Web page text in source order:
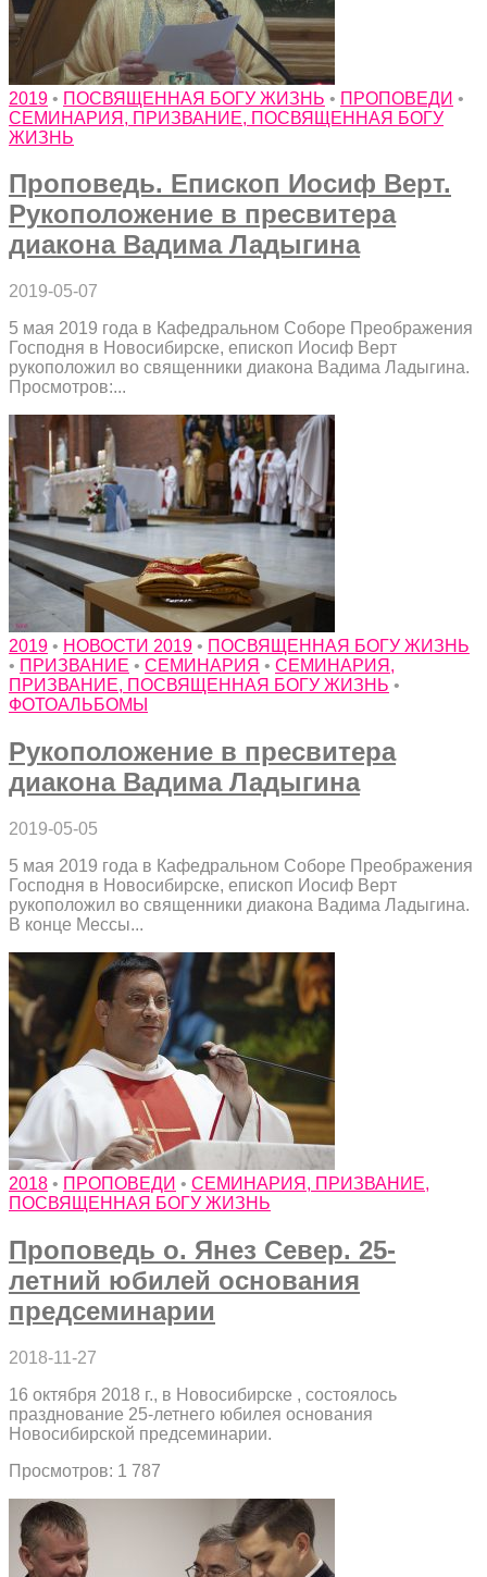
2019 • ПОСВЯЩЕННАЯ БОГУ ЖИЗНЬ • ПРОПОВЕДИ •
СЕМИНАРИЯ, ПРИЗВАНИЕ, ПОСВЯЩЕННАЯ БОГУ
ЖИЗНЬ
Проповедь. Епископ Иосиф Верт.
Рукоположение в пресвитера
диакона Вадима Ладыгина
2019-05-07
5 мая 2019 года в Кафедральном Соборе Преображения
Господня в Новосибирске, епископ Иосиф Верт
рукоположил во священники диакона Вадима Ладыгина.
Просмотров:...
2019 • НОВОСТИ 2019 • ПОСВЯЩЕННАЯ БОГУ ЖИЗНЬ
• ПРИЗВАНИЕ • СЕМИНАРИЯ • СЕМИНАРИЯ,
ПРИЗВАНИЕ, ПОСВЯЩЕННАЯ БОГУ ЖИЗНЬ •
ФОТОАЛЬБОМЫ
Рукоположение в пресвитера
диакона Вадима Ладыгина
2019-05-05
5 мая 2019 года в Кафедральном Соборе Преображения
Господня в Новосибирске, епископ Иосиф Верт
рукоположил во священники диакона Вадима Ладыгина.
В конце Мессы...
2018 • ПРОПОВЕДИ • СЕМИНАРИЯ, ПРИЗВАНИЕ,
ПОСВЯЩЕННАЯ БОГУ ЖИЗНЬ
Проповедь о. Янез Север. 25-
летний юбилей основания
предсеминарии
2018-11-27
16 октября 2018 г., в Новосибирске , состоялось
празднование 25-летнего юбилея основания
Новосибирской предсеминарии.
Просмотров: 1 787